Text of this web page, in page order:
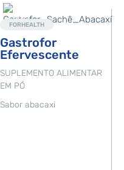
Novo
FORHEALTH
Gastrofor
Efervescente
SUPLEMENTO ALIMENTAR
EM PÓ
Sabor abacaxi